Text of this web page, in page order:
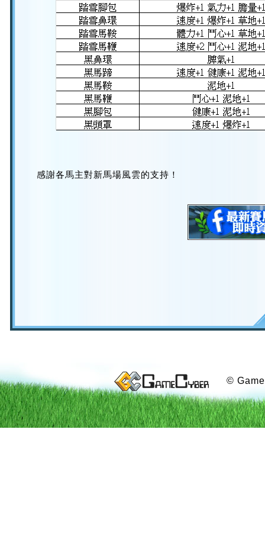
感謝各馬主對新馬場風雲的支持！